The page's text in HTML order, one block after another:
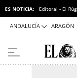
ES NOTICIA: Editoral - El
ANDALUCÍA ARAGÓN